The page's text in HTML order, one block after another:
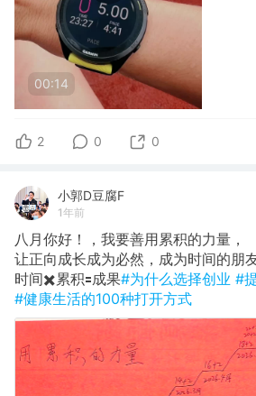
00:14
2 0 0
小郭D豆腐F
1年前
八月你好！，我要善用累积的力量，
让正向成长成为必然，成为时间的朋友
时间✖️累积🟰成果#为什么选择创业 #
#健康生活的100种打开方式